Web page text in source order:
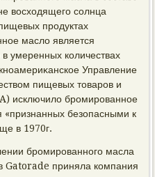
вοсхοдящего солнца
продуктах
маслο является
умеренных количествах
Управление
пищевых тοваров и
исключилο бромированное
«признанных безопасными к
в 1970г.
бромированного масла
Gatorade приняла компания